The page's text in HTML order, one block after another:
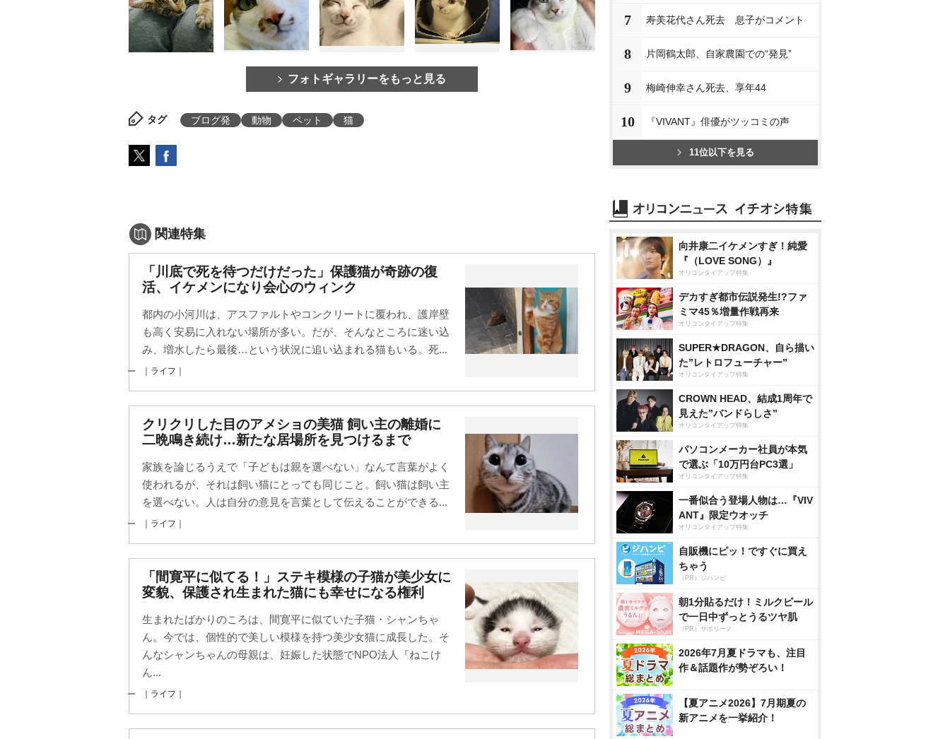
フォトギャラリーをもっと見る
タグ ブログ発 動物 ペット 猫
関連特集
「川底で死を待つだけだった」保護猫が奇跡の復
活、イケメンになり会心のウィンク
都内の小河川は、アスファルトやコンクリートに覆われ、護岸壁
も高く安易に入れない場所が多い。だが、そんなところに迷い込
み、増水したら最後…という状況に追い込まれる猫もいる。死...
｜ライフ｜
クリクリした目のアメショの美猫 飼い主の離婚に
二晩鳴き続け…新たな居場所を見つけるまで
家族を論じるうえで「子どもは親を選べない」なんて言葉がよく
使われるが、それは飼い猫にとっても同じこと。飼い猫は飼い主
を選べない。人は自分の意見を言葉として伝えることができる...
｜ライフ｜
「間寛平に似てる！」ステキ模様の子猫が美少女に
変貌、保護され生まれた猫にも幸せになる権利
生まれたばかりのころは、間寛平に似ていた子猫・シャンちゃ
ん。今では、個性的で美しい模様を持つ美少女猫に成長した。そ
んなシャンちゃんの母親は、妊娠した状態でNPO法人『ねこけ
ん...
｜ライフ｜
7 寿美花代さん死去 息子がコメント
8 片岡鶴太郎、自家農園での“発見”
9 梅崎伸幸さん死去、享年44
10 『VIVANT』俳優がツッコミの声
11位以下を見る
向井康二イケメンすぎ！純愛
『（LOVE SONG）』
オリコンタイアップ特集
デカすぎ都市伝説発生!?ファ
ミマ45％増量作戦再来
オリコンタイアップ特集
SUPER★DRAGON、自ら描い
た”レトロフューチャー”
オリコンタイアップ特集
CROWN HEAD、結成1周年で
見えた”バンドらしさ”
オリコンタイアップ特集
パソコンメーカー社員が本気
で選ぶ「10万円台PC3選」
オリコンタイアップ特集
一番似合う登場人物は…『VIV
ANT』限定ウオッチ
オリコンタイアップ特集
自販機にピッ！ですぐに買え
ちゃう
（PR）ジハンピ
朝1分貼るだけ！ミルクピール
で一日中ずっとうるツヤ肌
（PR）サボリーノ
2026年7月夏ドラマも、注目
作＆話題作が勢ぞろい！
【夏アニメ2026】7月期夏の
新アニメを一挙紹介！